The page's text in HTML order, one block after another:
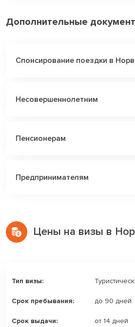
Дополнительные
Спонсирование поездки в
Несовершеннолетним
Пенсионерам
Предпринимателям
Цены на визы в
до 90 дней
от 14 дней